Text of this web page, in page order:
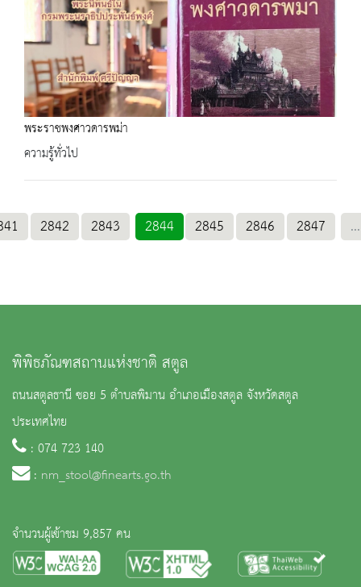
พระราชพงศาวดารพม่า
ความรู้ทั่วไป
2842 2843 2844 2845 2846 2847 ...
พิพิธภัณฑสถานแห่งชาติ สตูล
ถนนสตูลธานี ซอย 5 ตำบลพิมาน อำเภอเมืองสตูล จังหวัดสตูล
ประเทศไทย
: 074 723 140
: nm_stool@finearts.go.th
จำนวนผู้เข้าชม 9,857 คน